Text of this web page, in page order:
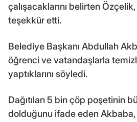
çalışacaklarını belirten
teşekkür etti.
Belediye Başkanı Abdullah
öğrenci ve vatandaşlarla
yaptıklarını söyledi.
Dağıtılan 5 bin çöp poşetinin
dolduğunu ifade eden Akbaba,